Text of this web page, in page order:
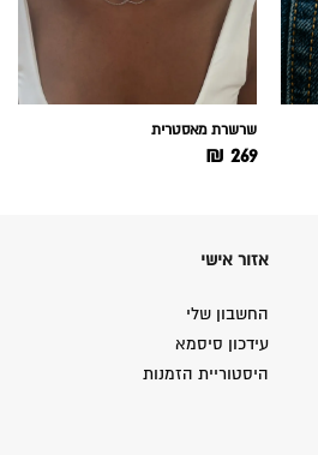
שרשרת מאסטרית
269
₪
אזור אישי
החשבון שלי
עידכון סיסמא
היסטוריית הזמנות